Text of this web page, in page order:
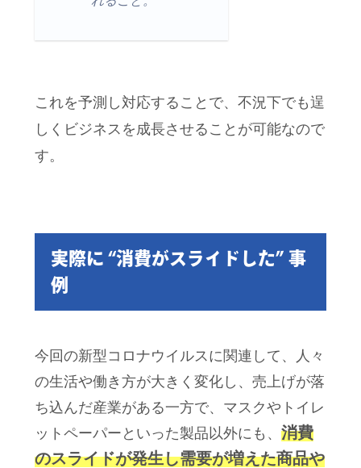
これを予測し対応することで、不況下でも逞
しくビジネスを成長させることが可能なので
す。
実際に “消費がスライドした” 事
例
今回の新型コロナウイルスに関連して、人々
の生活や働き方が大きく変化し、売上げが落
ち込んだ産業がある一方で、マスクやトイレ
ットペーパーといった製品以外にも、 消費
のスライドが発生し需要が増えた商品や